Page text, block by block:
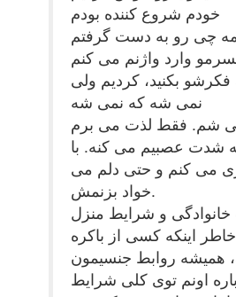
خودم شروع کننده بودم
چی رو به دست گرفتم
وارد واژنم می کنم
بکنید، کردیم ولی
نمی شه که نمی شه
شدت عصبیم می کنه. با
می کنم و حتی دلم می
خواد بزنمش.
و شرایط منزل
اینکه کسی از باکره
همیشه روابط جنسیمون
اونم توی کلی شرایط